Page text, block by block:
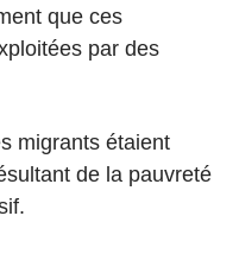
que ces
par des
migrants étaient
de la pauvreté